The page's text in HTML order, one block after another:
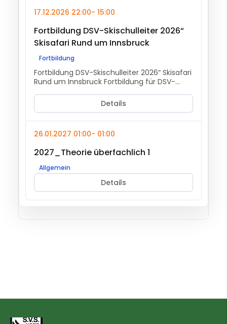
17.12.2026 22:00- 15:00
Fortbildung DSV-Skischulleiter 2026“
Skisafari Rund um Innsbruck
Fortbildung
Fortbildung DSV-Skischulleiter 2026“ Skisafari
Rund um Innsbruck Fortbildung für DSV-
Mitglieder von DSV-Skischulen und Vereinen.
Die drei...
Details
26.01.2027 01:00- 01:00
2027_Theorie überfachlich 1
Allgemein
Details